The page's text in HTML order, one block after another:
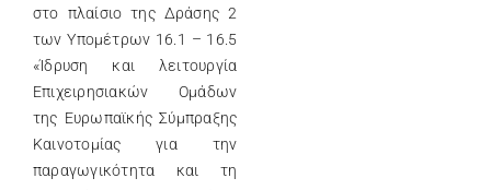
στο πλαίσιο της Δράσης 2
των Υπομέτρων 16.1 – 16.5
«Ίδρυση και λειτουργία
Επιχειρησιακών Ομάδων
της Ευρωπαϊκής Σύμπραξης
Καινοτομίας για την
παραγωγικότητα και τη